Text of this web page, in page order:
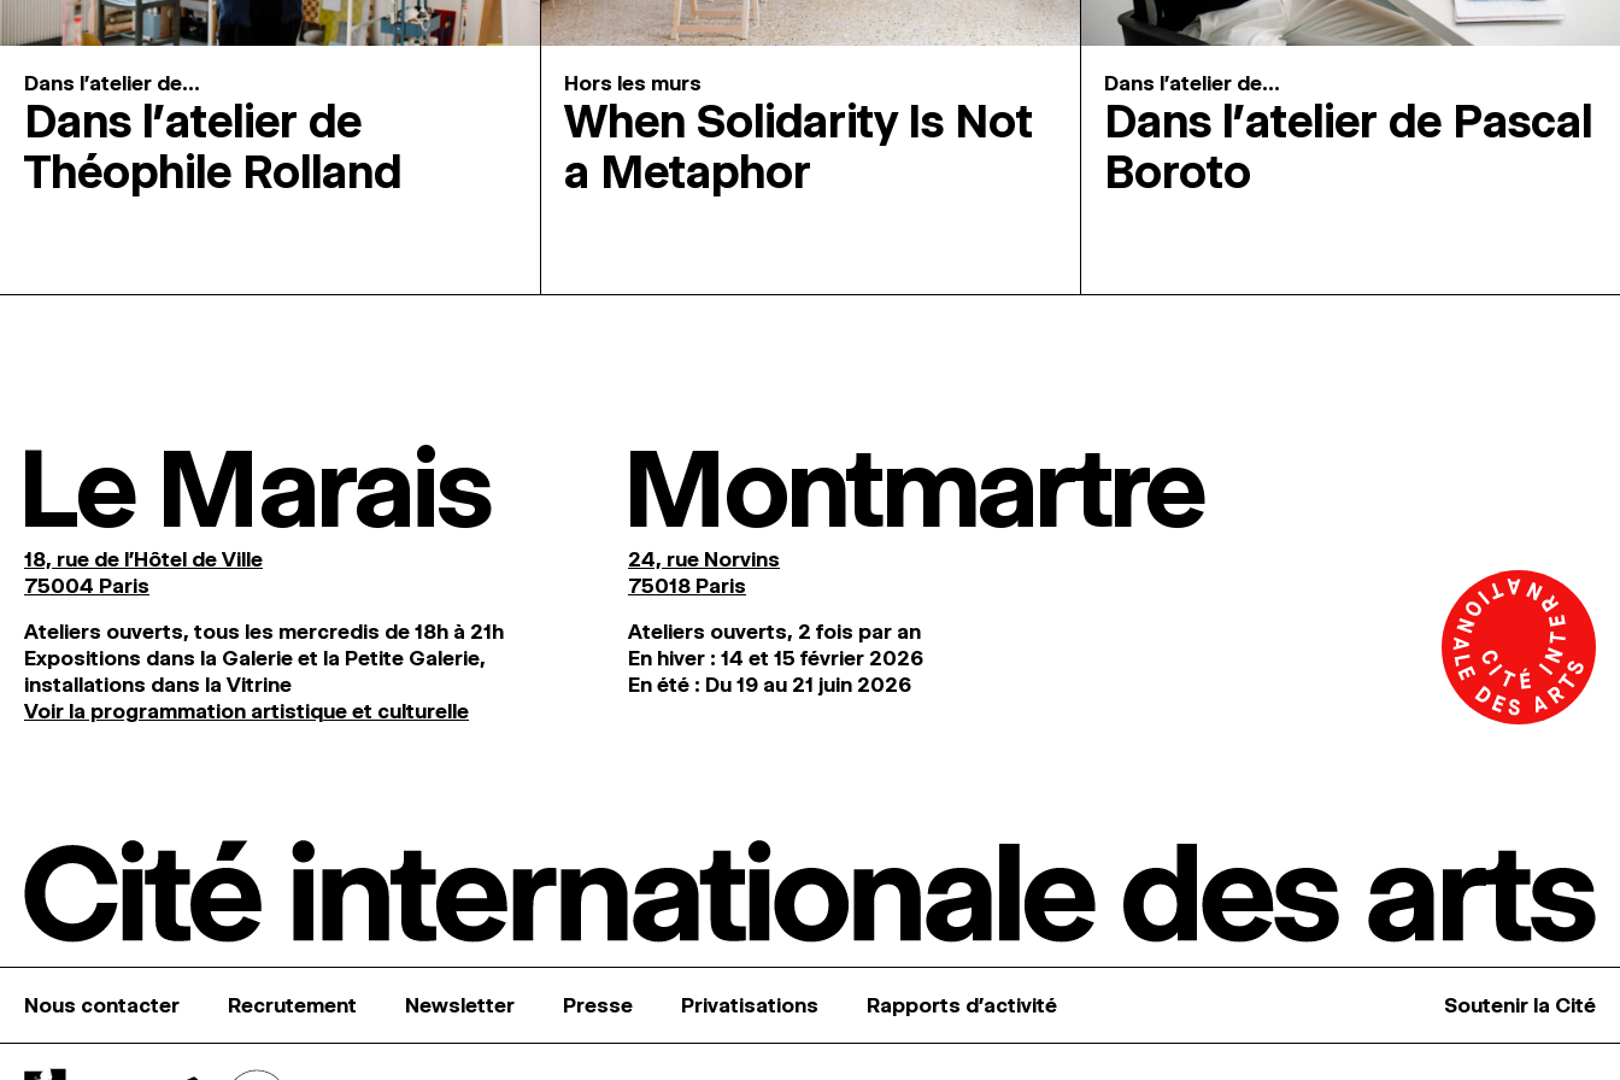
Dans l'atelier de...
Dans l’atelier de
Théophile Rolland
Hors les murs
When Solidarity Is Not
a Metaphor
Dans l'atelier de...
Dans l’atelier de Pascal
Boroto
Le Marais
18, rue de l'Hôtel de Ville
75004 Paris
Ateliers ouverts, tous les mercredis de 18h à 21h
Expositions dans la Galerie et la Petite Galerie,
installations dans la Vitrine
Voir la programmation artistique et culturelle
Montmartre
24, rue Norvins
75018 Paris
Ateliers ouverts, 2 fois par an
En hiver : 14 et 15 février 2026
En été : Du 19 au 21 juin 2026
Nous contacter Recrutement Newsletter Presse Privatisations Rapports d’activité Soutenir la Cité